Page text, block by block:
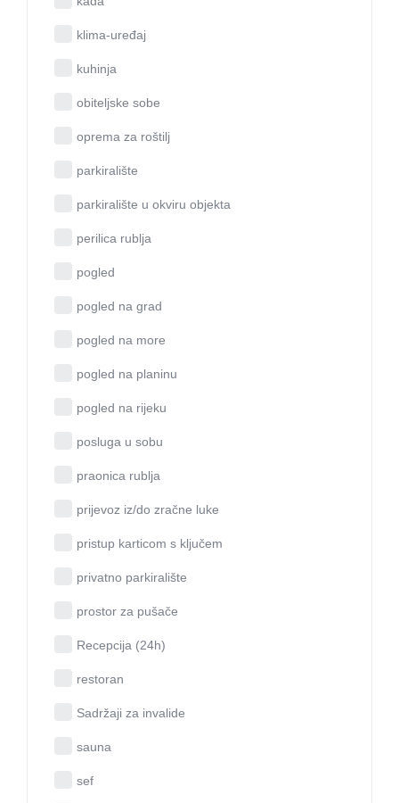
klima-uređaj
kuhinja
obiteljske sobe
oprema za roštilj
parkiralište
parkiralište u okviru objekta
perilica rublja
pogled
pogled na grad
pogled na more
pogled na planinu
pogled na rijeku
posluga u sobu
praonica rublja
prijevoz iz/do zračne luke
pristup karticom s ključem
privatno parkiralište
prostor za pušače
Recepcija (24h)
restoran
Sadržaji za invalide
sauna
sef